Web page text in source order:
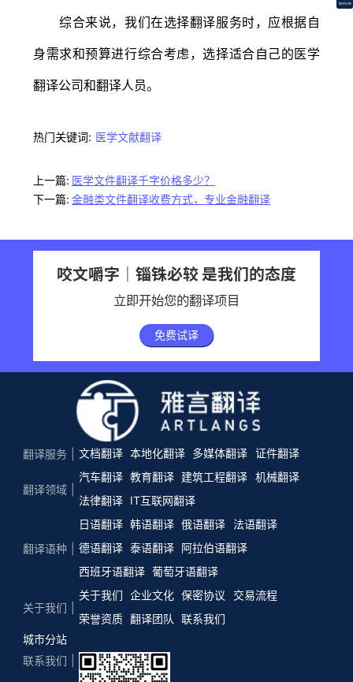
翻译价格
综合来说，我们在选择翻译服务时，应根据自
身需求和预算进行综合考虑，选择适合自己的医学
翻译公司和翻译人员。
热门关键词: 医学文献翻译
上一篇: 医学文件翻译千字价格多少？
下一篇: 金融类文件翻译收费方式，专业金融翻译
咬文嚼字｜锱铢必较 是我们的态度
立即开始您的翻译项目
免费试译
翻译服务 文档翻译 本地化翻译 多媒体翻译 证件翻译
翻译领域
汽车翻译 教育翻译 建筑工程翻译 机械翻译
法律翻译
IT互联网翻译
翻译语种
日语翻译 韩语翻译 俄语翻译
法语翻译
德语翻译 泰语翻译 阿拉伯语翻译
西班牙语翻译 葡萄牙语翻译
关于我们
关于我们 企业文化 保密协议
交易流程
荣誉资质 翻译团队
联系我们
城市分站
联系我们